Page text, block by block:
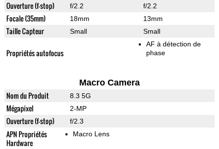
Ouverture (f-stop) f/2.2 f/2.2
Focale (35mm) 18mm 13mm
Taille Capteur Small Small
Propriétés autofocus
AF à détection de
phase
Macro Camera
Nom du Produit 8.3 5G
Mégapixel 2-MP
Ouverture (f-stop) f/2.3
APN Propriétés
Hardware
Macro Lens